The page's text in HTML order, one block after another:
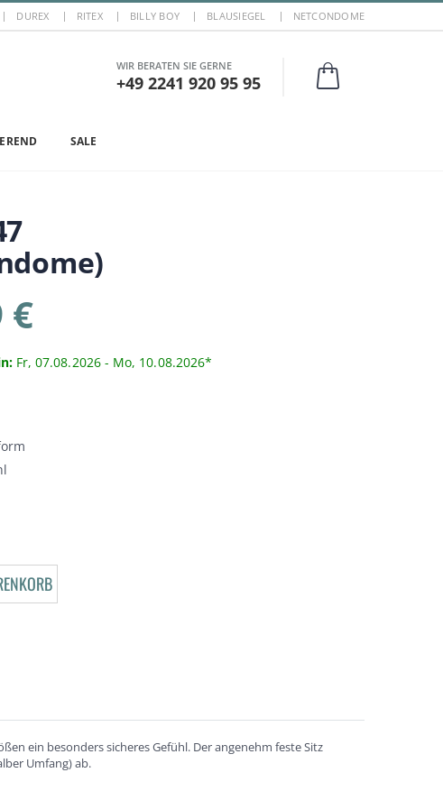
DUREX RITEX BILLY BOY BLAUSIEGEL NETCONDOME
WIR BERATEN SIE GERNE
+49 2241 920 95 95
SALE
€
Fr, 07.08.2026 - Mo, 10.08.2026*
ein besonders sicheres Gefühl. Der angenehm feste Sitz
Umfang) ab.